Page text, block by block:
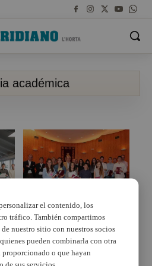
académica
Los mejores alumnos
de Moncada reciben su
reconocimiento
el contenido, los
tráfico. También compartimos
nuestro sitio con nuestros socios
pueden combinarla con otra
o que hayan
de sus servicios.